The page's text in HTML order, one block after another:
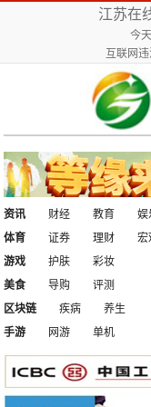
江苏在
今
互联网
资讯 财经 教育
娱
体育
证券 理财 宏
游戏
护肤
彩妆
美食
导购 评测
区块链
疾病
养生
手游
网游 单机